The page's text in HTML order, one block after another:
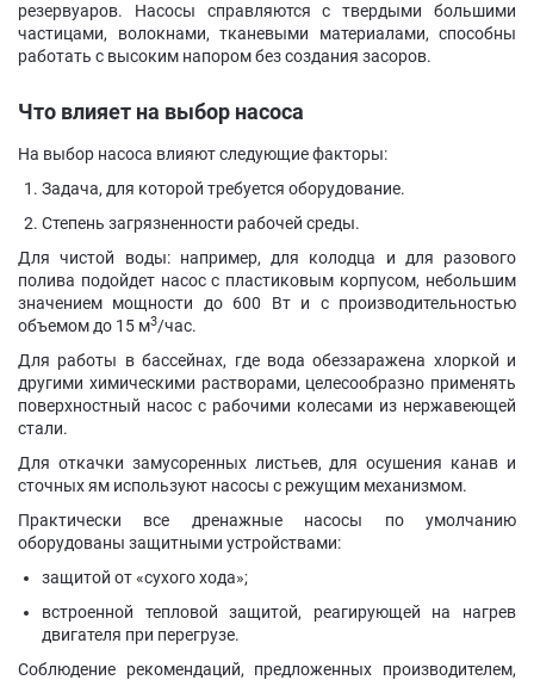
резервуаров. Насосы справляются с твердыми большими
частицами, волокнами, тканевыми материалами, способны
работать с высоким напором без создания засоров.
Что влияет на выбор насоса
На выбор насоса влияют следующие факторы:
Задача, для которой требуется оборудование.
Степень загрязненности рабочей среды.
Для чистой воды: например, для колодца и для разового
полива подойдет насос с пластиковым корпусом, небольшим
значением мощности до 600 Вт и с производительностью
объемом до 15 м3/час.
Для работы в бассейнах, где вода обеззаражена хлоркой и
другими химическими растворами, целесообразно применять
поверхностный насос с рабочими колесами из нержавеющей
стали.
Для откачки замусоренных листьев, для осушения канав и
сточных ям используют насосы с режущим механизмом.
Практически все дренажные насосы по умолчанию
оборудованы защитными устройствами:
защитой от «сухого хода»;
встроенной тепловой защитой, реагирующей на нагрев
двигателя при перегрузе.
Соблюдение рекомендаций, предложенных производителем,